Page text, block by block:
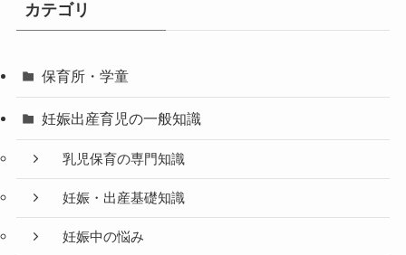
カテゴリ
保育所・学童
妊娠出産育児の一般知識
乳児保育の専門知識
妊娠・出産基礎知識
妊娠中の悩み